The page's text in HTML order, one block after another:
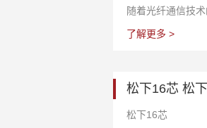
随着光纤通信技
光纤传感技术是
测、建筑、家电
上有数百种光纤
了解更多 >
松下16芯 松
松下16芯